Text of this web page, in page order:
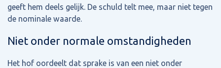
geeft hem deels gelijk. De schuld telt mee, maar niet tegen
de nominale waarde.
Niet onder normale omstandigheden
Het hof oordeelt dat sprake is van een niet onder